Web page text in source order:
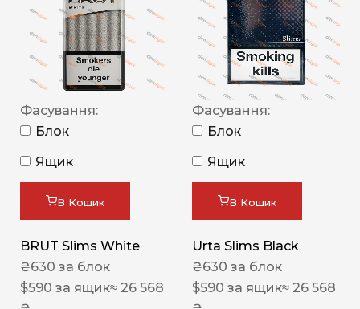
Фасування:
Блок
Ящик
В Кошик
BRUT Slims White
₴630 за блок
$590 за ящик≈ 26 568
Фасування:
Блок
Ящик
В Кошик
Urta Slims Black
₴630 за блок
$590 за ящик≈ 26 568